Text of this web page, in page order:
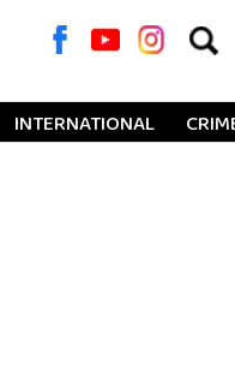
for:
INTERNATIONAL